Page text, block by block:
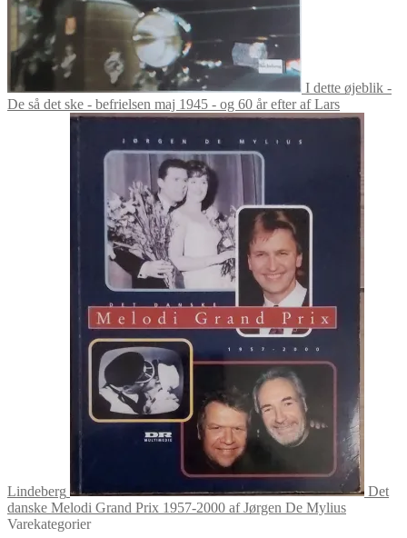
I dette øjeblik -
De så det ske - befrielsen maj 1945 - og 60 år efter af Lars
Lindeberg
Det
danske Melodi Grand Prix 1957-2000 af Jørgen De Mylius
Varekategorier